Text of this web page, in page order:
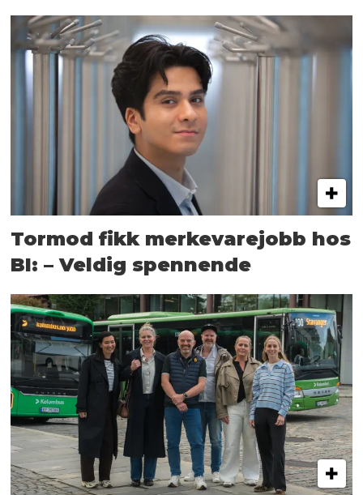
Tormod fikk merkevarejobb hos
BI: – Veldig spennende